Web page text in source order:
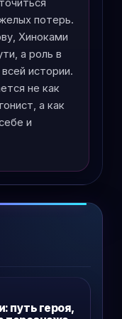
потерь.
Хиноками
а роль в
истории.
не как
а как
и
путь героя,